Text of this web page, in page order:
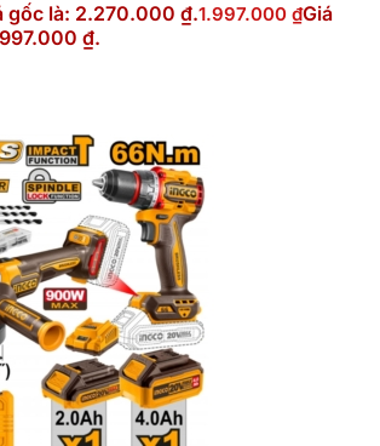
gốc là: 2.270.000 ₫.1.997.000 ₫Giá
₫.